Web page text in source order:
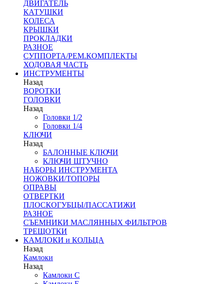
ДВИГАТЕЛЬ
КАТУШКИ
КОЛЕСА
КРЫШКИ
ПРОКЛАДКИ
РАЗНОЕ
СУППОРТА/РЕМ.КОМПЛЕКТЫ
ХОДОВАЯ ЧАСТЬ
ИНСТРУМЕНТЫ
Назад
ВОРОТКИ
ГОЛОВКИ
Назад
Головки 1/2
Головки 1/4
КЛЮЧИ
Назад
БАЛОННЫЕ КЛЮЧИ
КЛЮЧИ ШТУЧНО
НАБОРЫ ИНСТРУМЕНТА
НОЖОВКИ/ТОПОРЫ
ОПРАВЫ
ОТВЕРТКИ
ПЛОСКОГУБЦЫ/ПАССАТИЖИ
РАЗНОЕ
СЪЕМНИКИ МАСЛЯННЫХ ФИЛЬТРОВ
ТРЕЩОТКИ
КАМЛОКИ и КОЛЬЦА
Назад
Камлоки
Назад
Камлоки C